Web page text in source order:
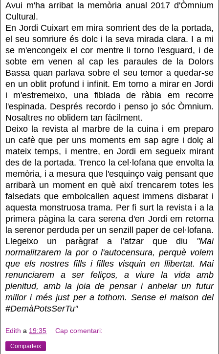
Avui m'ha arribat la memòria anual 2017 d'Òmnium
Cultural.
En Jordi Cuixart em mira somrient des de la portada,
el seu somriure és dolc i la seva mirada clara. I a mi
se m'encongeix el cor mentre li torno l'esguard, i de
sobte em venen al cap les paraules de la Dolors
Bassa quan parlava sobre el seu temor a quedar-se
en un oblit profund i infinit. Em torno a mirar en Jordi
i m'estremeixo, una fiblada de ràbia em recorre
l'espinada. Després recordo i penso jo sóc Òmnium.
Nosaltres no oblidem tan fàcilment.
Deixo la revista al marbre de la cuina i em preparo
un cafè que per uns moments em sap agre i dolç al
mateix temps, i mentre, en Jordi em segueix mirant
des de la portada. Trenco la cel·lofana que envolta la
memòria, i a mesura que l'esquinço vaig pensant que
arribarà un moment en què així trencarem totes les
falsedats que embolcallen aquest immens disbarat i
aquesta monstruosa trama. Per fi surt la revista i a la
primera pàgina la cara serena d'en Jordi em retorna
la serenor perduda per un senzill paper de cel·lofana.
Llegeixo un paràgraf a l'atzar que diu "Mai
normalitzarem la por o l'autocensura, perquè volem
que els nostres fills i filles visquin en llibertat. Mai
renunciarem a ser feliços, a viure la vida amb
plenitud, amb la joia de pensar i anhelar un futur
millor i més just per a tothom. Sense el malson del
#DemàPotsSerTu"
Edith a 19:35 Cap comentari:
Comparteix